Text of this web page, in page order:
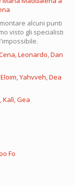
alcuni punti
visto gli specialisti
Leonardo, Dan
Yahvveh, Dea
Kalì, Gea
Fo